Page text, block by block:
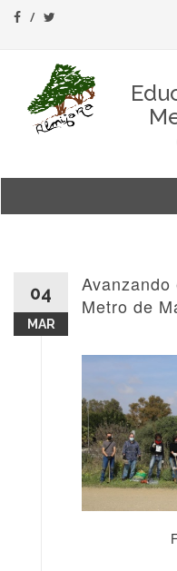
contenido
04
MAR
Metro de